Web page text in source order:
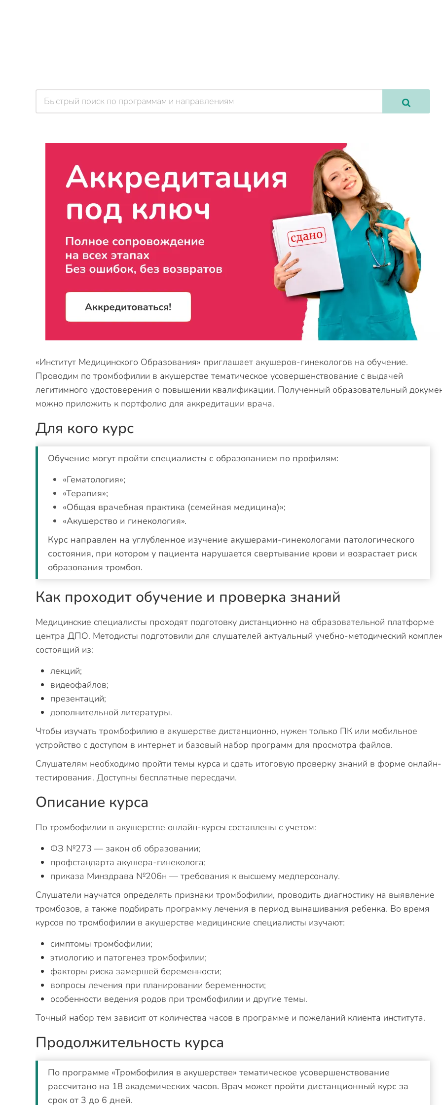
«Институт Медицинского Образования» приглашает акушеров-гинекологов на обучение.
Проводим по тромбофилии в акушерстве тематическое усовершенствование с выдачей
легитимного удостоверения о повышении квалификации. Полученный образовательный
можно приложить к портфолио для аккредитации врача.
Для кого курс
Обучение могут пройти специалисты с образованием по профилям:
«Гематология»;
«Терапия»;
«Общая врачебная практика (семейная медицина)»;
«Акушерство и гинекология».
Курс направлен на углубленное изучение акушерами-гинекологами патологического
состояния, при котором у пациента нарушается свертывание крови и возрастает риск
образования тромбов.
Как проходит обучение и проверка знаний
Медицинские специалисты проходят подготовку дистанционно на образовательной платформе
центра ДПО. Методисты подготовили для слушателей актуальный учебно-методический
состоящий из:
лекций;
видеофайлов;
презентаций;
дополнительной литературы.
Чтобы изучать тромбофилию в акушерстве дистанционно, нужен только ПК или мобильное
устройство с доступом в интернет и базовый набор программ для просмотра файлов.
Слушателям необходимо пройти темы курса и сдать итоговую проверку знаний в форме онлайн-
тестирования. Доступны бесплатные пересдачи.
Описание курса
По тромбофилии в акушерстве онлайн-курсы составлены с учетом:
ФЗ №273 — закон об образовании;
профстандарта акушера-гинеколога;
приказа Минздрава №206н — требования к высшему медперсоналу.
Слушатели научатся определять признаки тромбофилии, проводить диагностику на выявление
тромбозов, а также подбирать программу лечения в период вынашивания ребенка. Во время
курсов по тромбофилии в акушерстве медицинские специалисты изучают:
симптомы тромбофилии;
этиологию и патогенез тромбофилии;
факторы риска замершей беременности;
вопросы лечения при планировании беременности;
особенности ведения родов при тромбофилии и другие темы.
Точный набор тем зависит от количества часов в программе и пожеланий клиента института.
Продолжительность курса
По программе «Тромбофилия в акушерстве» тематическое усовершенствование
рассчитано на 18 академических часов. Врач может пройти дистанционный курс за
срок от 3 до 6 дней.